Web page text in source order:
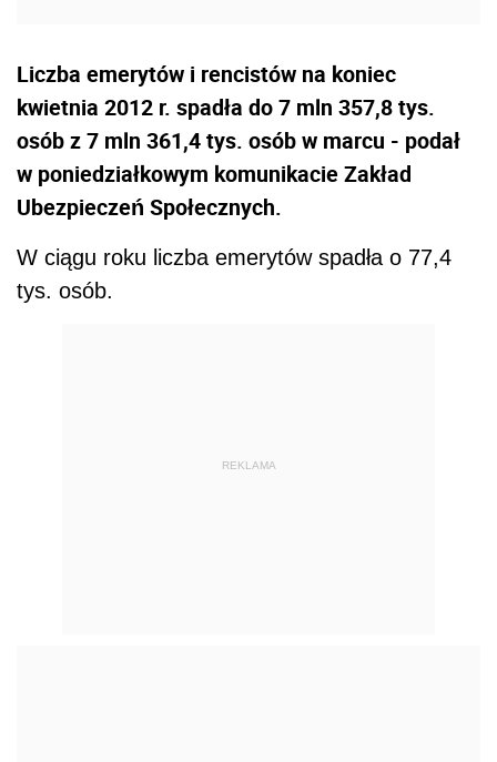
Liczba emerytów i rencistów na koniec
kwietnia 2012 r. spadła do 7 mln 357,8 tys.
osób z 7 mln 361,4 tys. osób w marcu - podał
w poniedziałkowym komunikacie Zakład
Ubezpieczeń Społecznych.
W ciągu roku liczba emerytów spadła o 77,4
tys. osób.
REKLAMA